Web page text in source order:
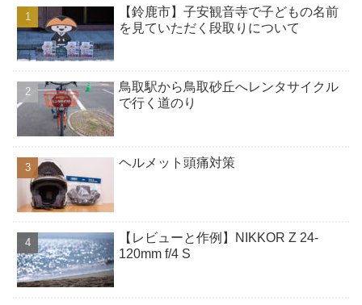
【鈴鹿市】子安観音寺で子どもの名前
を見ていただく段取りについて
鳥取駅から鳥取砂丘へレンタサイクル
で行く道のり
ヘルメット頭痛対策
【レビューと作例】NIKKOR Z 24-
120mm f/4 S